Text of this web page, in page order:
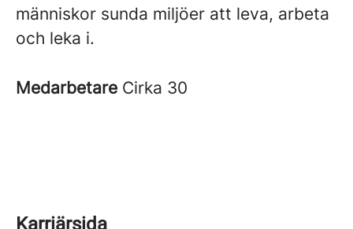
människor sunda miljöer att leva, arbeta
och leka i.
Medarbetare Cirka 30
Karriärsida